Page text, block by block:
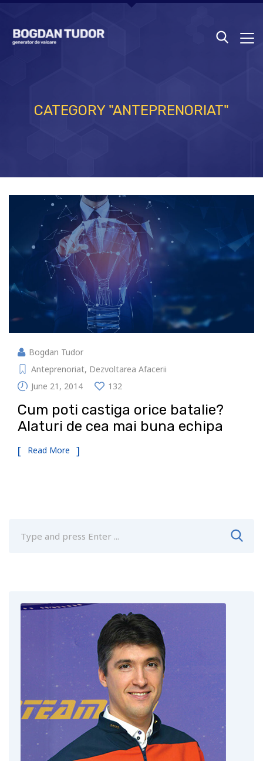
CATEGORY "ANTEPRENORIAT"
Bogdan Tudor
Anteprenoriat, Dezvoltarea Afacerii
June 21, 2014
132
Cum poti castiga orice batalie?
Alaturi de cea mai buna echipa
Read More